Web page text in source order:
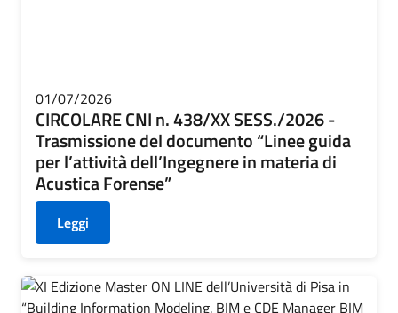
01/07/2026
CIRCOLARE CNI n. 438/XX SESS./2026 -
Trasmissione del documento “Linee guida
per l’attività dell’Ingegnere in materia di
Acustica Forense”
Leggi